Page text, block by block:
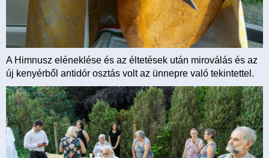
A Himnusz eléneklése és az éltetések után miroválás és az
új kenyérből antidór osztás volt az ünnepre való tekintettel.